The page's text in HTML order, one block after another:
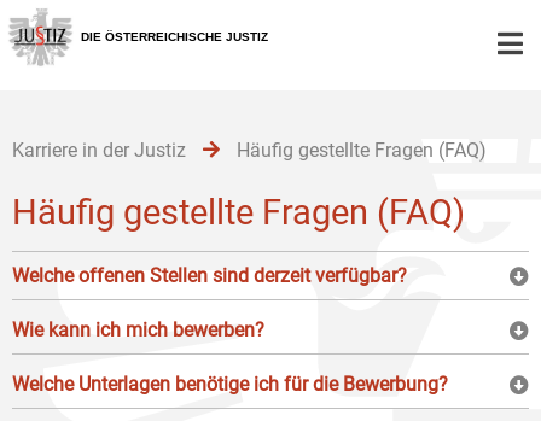
Zur
Hauptnavigation
[1]
Zum
Inhalt
[2]
Zum
Untermenü
[3]
DIE ÖSTERREICHISCHE JUSTIZ
Karriere in der Justiz Häufig gestellte Fragen (FAQ)
Häufig gestellte Fragen (FAQ)
Welche offenen Stellen sind derzeit verfügbar?
Wie kann ich mich bewerben?
Welche Unterlagen benötige ich für die Bewerbung?